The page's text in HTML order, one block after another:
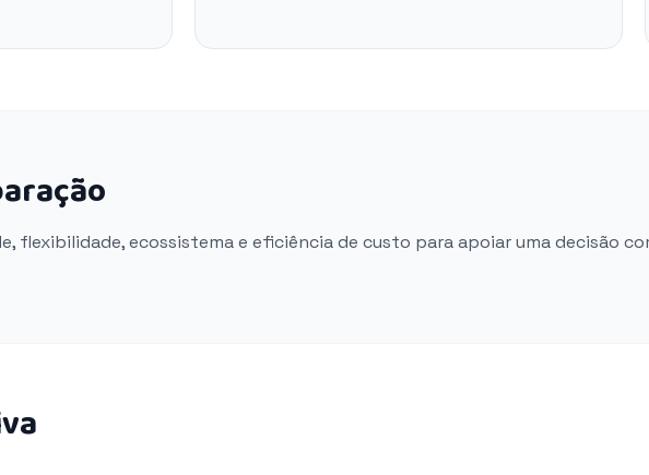
flexibilidade, ecossistema e eficiência de custo para apoiar uma decisão